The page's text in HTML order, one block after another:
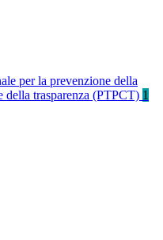
per la prevenzione della
della trasparenza (PTPCT) 1